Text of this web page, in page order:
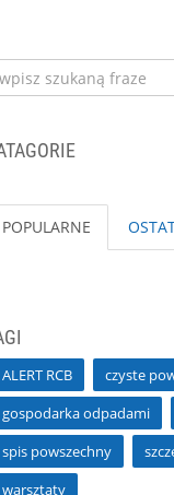
POPULARNE
ALERT RCB czyste
gospodarka odpadami
spis powszechny
warsztaty